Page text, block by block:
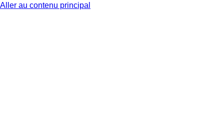
Aller au contenu principal